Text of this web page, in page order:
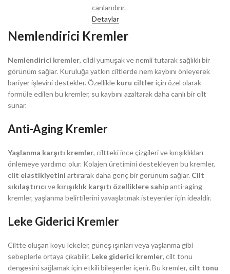
canlandırır.
Detaylar
Nemlendirici Kremler
Nemlendirici kremler, cildi yumuşak ve nemli tutarak sağlıklı bir
görünüm sağlar. Kuruluğa yatkın ciltlerde nem kaybını önleyerek
bariyer işlevini destekler. Özellikle kuru ciltleriçin özel olarak
formüle edilen bu kremler, su kaybını azaltarak daha canlı bir cilt
sunar.
Anti-Aging Kremler
Yaşlanma karşıtı kremler, ciltteki ince çizgileri ve kırışıklıkları
önlemeye yardımcı olur. Kolajen üretimini destekleyen bu kremler,
cilt elastikiyetini artırarak daha genç bir görünüm sağlar. Cilt
sıkılaştırıcı ve kırışıklık karşıtı özelliklere sahipanti-aging
kremler, yaşlanma belirtilerini yavaşlatmak isteyenler için idealdir.
Leke Giderici Kremler
Ciltte oluşan koyu lekeler, güneş ışınları veya yaşlanma gibi
sebeplerle ortaya çıkabilir. Leke giderici kremler, cilt tonu
dengesini sağlamak için etkili bileşenler içerir. Bu kremler, cilt tonu